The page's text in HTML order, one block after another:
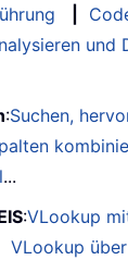
und
:Suchen,
...
:VLookup
VLookup